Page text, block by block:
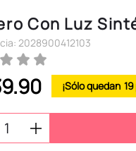
Con Luz
: 2028900412103
.90 19